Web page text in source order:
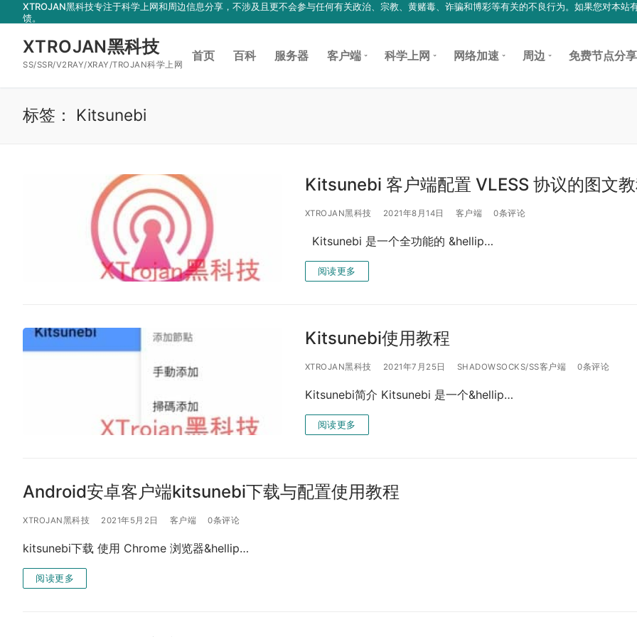
到
XTROJAN黑科技专注于科学上网和周边信息分享，不涉及且更不会参与任何有关政治、宗教、黄赌毒、诈骗和博彩等有关的不良行为。如果您对本站
馈。
XTROJAN黑科技
SS/SSR/V2RAY/XRAY/TROJAN科学上网
首页 百科 服务器 客户端 科学上网 网络加速 周边 免费节点分享
标签： Kitsunebi
Kitsunebi 客户端配置 VLESS 协议的图文
XTROJAN黑科技 2021年8月14日 客户端 0条评论
Kitsunebi 是一个全功能的 &hellip…
阅读更多
Kitsunebi使用教程
XTROJAN黑科技 2021年7月25日 SHADOWSOCKS/SS客户端 0条评论
Kitsunebi简介 Kitsunebi 是一个&hellip…
阅读更多
Android安卓客户端kitsunebi下载与配置使用教程
XTROJAN黑科技 2021年5月2日 客户端 0条评论
kitsunebi下载 使用 Chrome 浏览器&hellip…
阅读更多